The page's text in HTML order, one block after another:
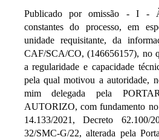
Publicado por omissão - I -
constantes do processo, em
unidade requisitante, da
CAF/SCA/CO, (146656157), no
a regularidade e capacidade
pela qual motivou a autoridade,
mim delegada pela
AUTORIZO, com fundamento
14.133/2021, Decreto
32/SMC-G/22, alterada pela